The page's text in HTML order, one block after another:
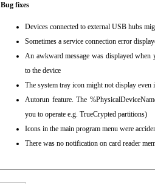
Bug fixes
Devices connected to external USB hubs
Sometimes a service connection error
An awkward message was displayed
to the device
The system tray icon might not display even
Autorun feature. The
you to operate e.g. TrueCrypted partitions)
Icons in the main program menu were
There was no notification on card reader